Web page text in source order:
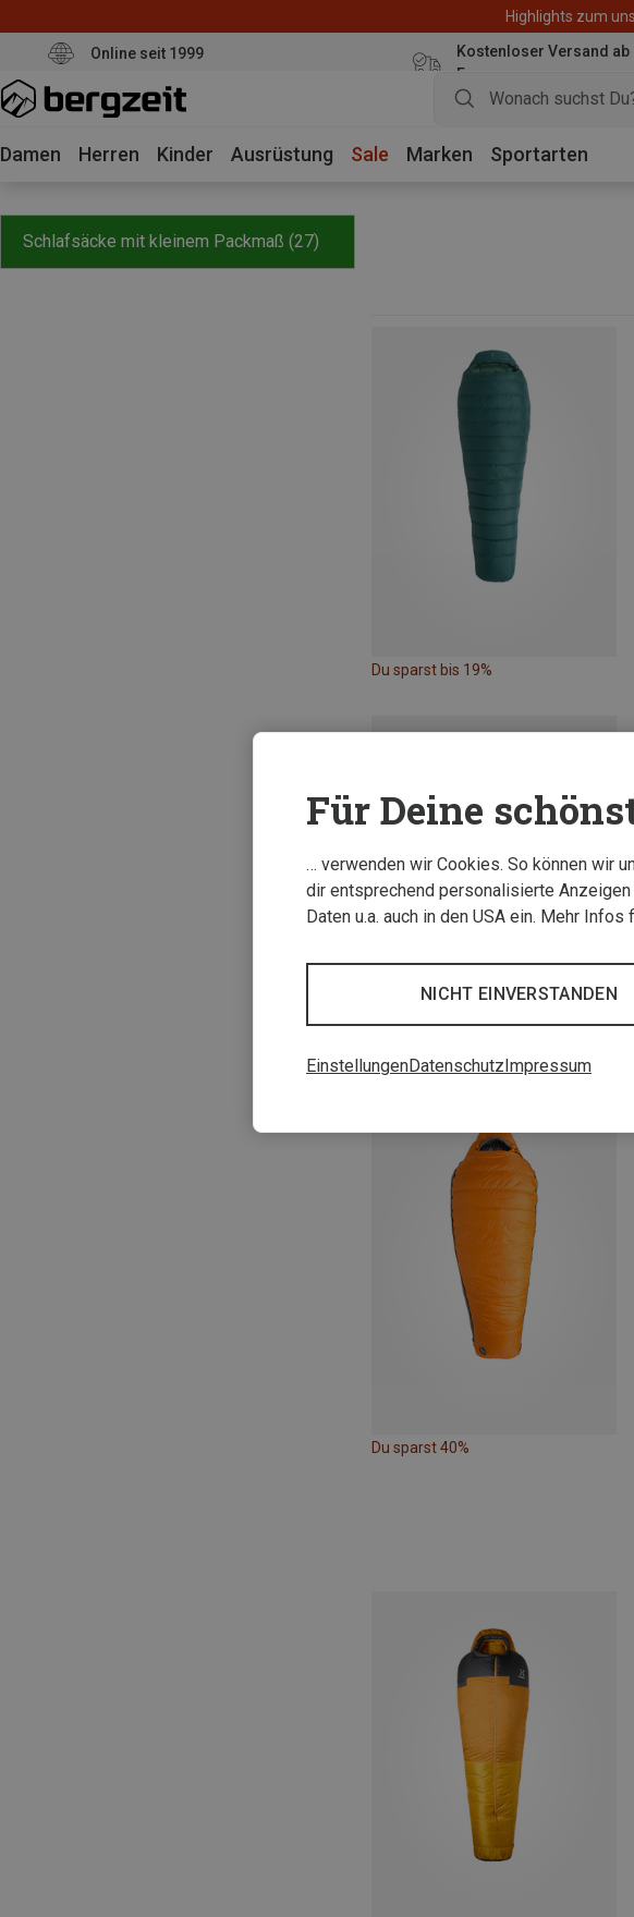
Highlights zum
Online seit 1999
Kostenloser Versand ab
Euro
Damen Herren Kinder Ausrüstung Sale Marken Sportarten
Schlafsäcke mit kleinem Packmaß (27)
Du sparst bis 19%
Du sparst 10%
Du sparst 40%
Für Deine
… verwenden wir Cookies. So können wir
dir entsprechend personalisierte
Daten u.a. auch in den USA ein. Mehr
NICHT EINVERSTANDEN
EinstellungenDatenschutzImpressum